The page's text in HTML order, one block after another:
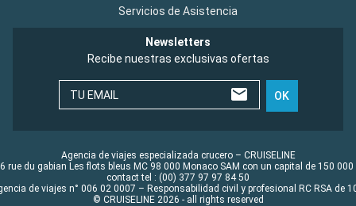
Servicios de Asistencia
Newsletters
Recibe nuestras exclusivas ofertas
TU EMAIL OK
Agencia de viajes especializada crucero – CRUISELINE
rue du gabian Les flots bleus MC 98 000 Monaco SAM con un capital de 150 000
contact tel : (00) 377 97 97 84 50
de viajes n° 006 02 0007 – Responsabilidad civil y profesional RC RSA de
© CRUISELINE 2026 - all rights reserved